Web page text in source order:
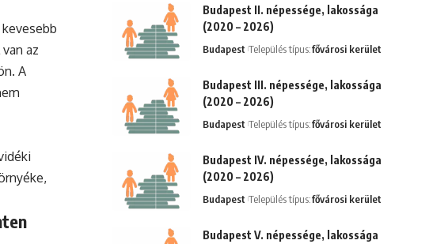
az
A
Budapest II. népessége, lakossága
(2020 – 2026)
Budapest Település típus:fővárosi kerület
Budapest III. népessége, lakossága
(2020 – 2026)
Budapest Település típus:fővárosi kerület
Budapest IV. népessége, lakossága
(2020 – 2026)
Budapest Település típus:fővárosi kerület
Budapest V. népessége, lakossága